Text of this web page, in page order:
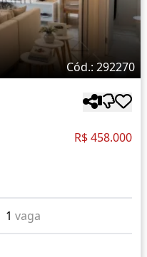
Cód.: 292270
R$ 458.000
1vaga